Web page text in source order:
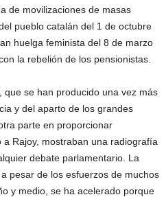
de movilizaciones de masas
pueblo catalán del 1 de octubre
huelga feminista del 8 de marzo
la rebelión de los pensionistas.
que se han producido una vez más
y del aparto de los grandes
parte en proporcionar
Rajoy, mostraban una radiografía
debate parlamentario. La
pesar de los esfuerzos de muchos
y medio, se ha acelerado porque